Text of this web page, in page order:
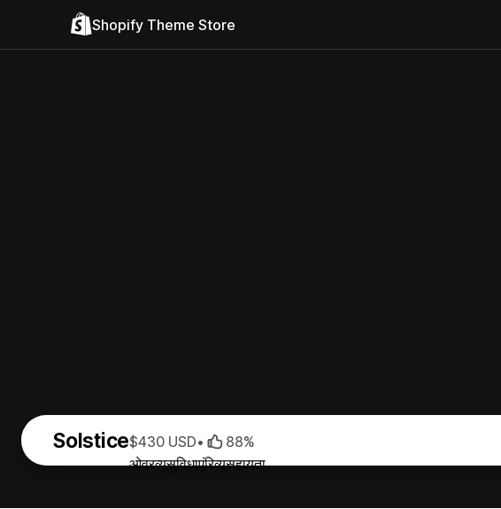
Shopify Theme Store
Solstice
ओवरव्यूसुविधाएंरिव्यूसहायता
$430 USD• 88%